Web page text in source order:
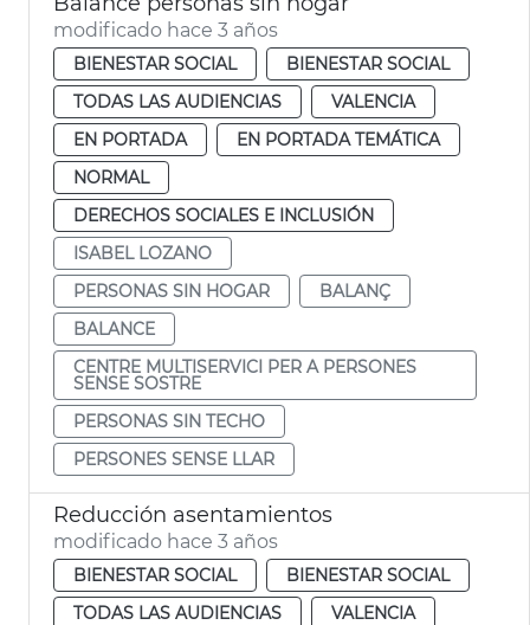
modificado hace 3 años
BIENESTAR SOCIAL
BIENESTAR SOCIAL
TODAS LAS AUDIENCIAS
VALENCIA
EN PORTADA
EN PORTADA TEMÁTICA
NORMAL
DERECHOS SOCIALES E INCLUSIÓN
ISABEL LOZANO
PERSONAS SIN HOGAR
BALANÇ
BALANCE
CENTRE MULTISERVICI PER A PERSONES
SENSE SOSTRE
PERSONAS SIN TECHO
PERSONES SENSE LLAR
Reducción asentamientos
modificado hace 3 años
BIENESTAR SOCIAL
BIENESTAR SOCIAL
TODAS LAS AUDIENCIAS
VALENCIA